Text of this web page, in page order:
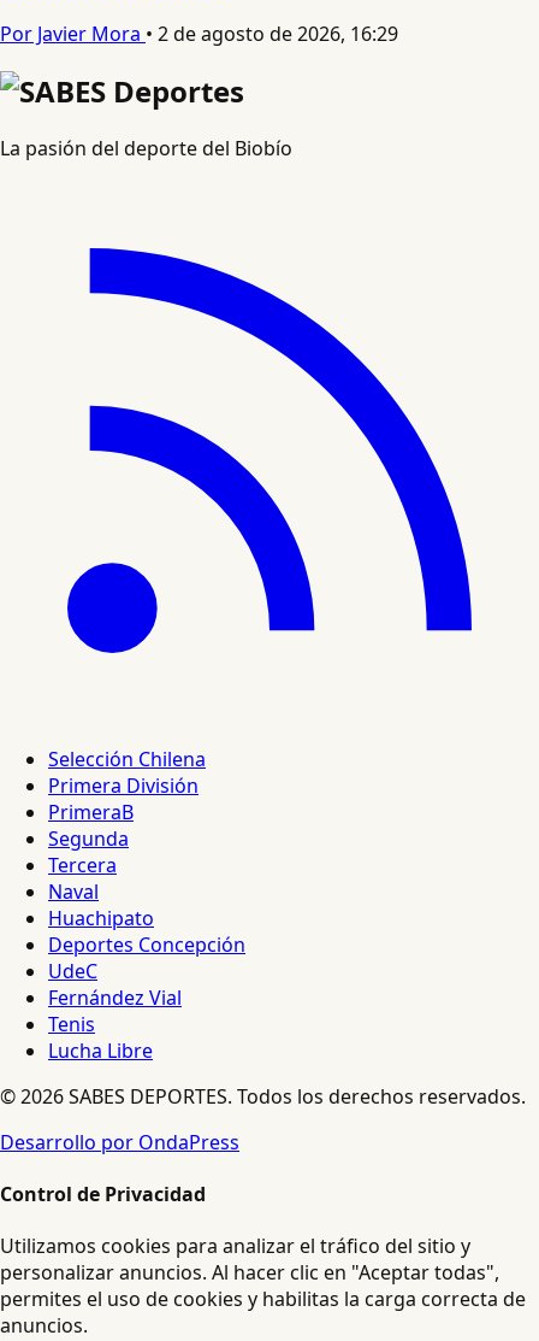
Por Javier Mora • 2 de agosto de 2026, 16:29
La pasión del deporte del Biobío
Selección Chilena
Primera División
PrimeraB
Segunda
Tercera
Naval
Huachipato
Deportes Concepción
UdeC
Fernández Vial
Tenis
Lucha Libre
© 2026 SABES DEPORTES. Todos los derechos reservados.
Desarrollo por OndaPress
Control de Privacidad
Utilizamos cookies para analizar el tráfico del sitio y
personalizar anuncios. Al hacer clic en "Aceptar todas",
permites el uso de cookies y habilitas la carga correcta de
anuncios.